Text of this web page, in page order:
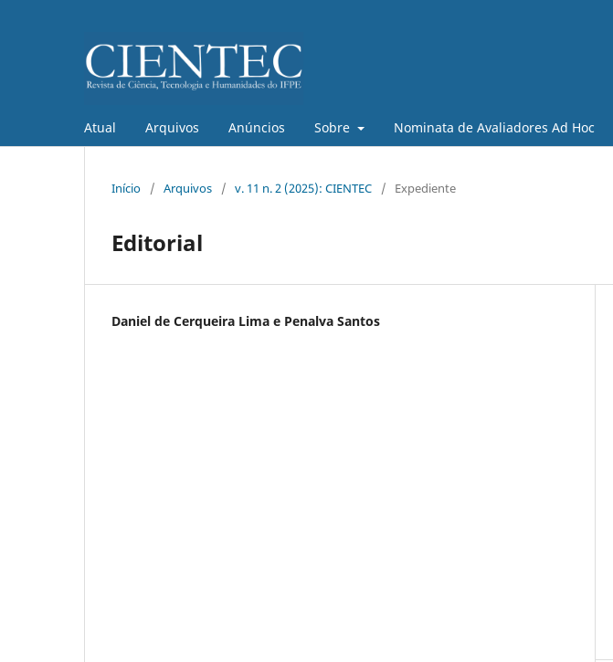
Atual Arquivos Anúncios Sobre Nominata de Avaliadores Ad Hoc
Início / Arquivos / v. 11 n. 2 (2025): CIENTEC / Expediente
Editorial
Daniel de Cerqueira Lima e Penalva Santos